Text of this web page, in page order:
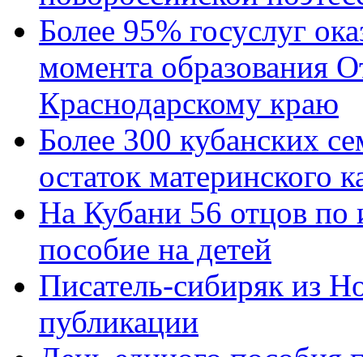
Более 95% госуслуг
момента образования
Краснодарскому краю
Более 300 кубанских
остаток материнского
На Кубани 56 отцов по
пособие на детей
Писатель-сибиряк из
публикации